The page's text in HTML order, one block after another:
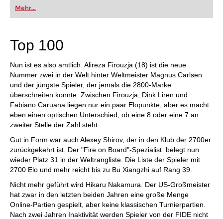
oder bereits auf Turnierniveau spielen: Mit
FRITZ trainieren Sie effizienter, intelligenter und
individueller als je zuvor.
Mehr...
Top 100
Nun ist es also amtlich. Alireza Firouzja (18) ist die neue
Nummer zwei in der Welt hinter Weltmeister Magnus Carlsen
und der jüngste Spieler, der jemals die 2800-Marke
überschreiten konnte. Zwischen Firouzja, Dink Liren und
Fabiano Caruana liegen nur ein paar Elopunkte, aber es macht
eben einen optischen Unterschied, ob eine 8 oder eine 7 an
zweiter Stelle der Zahl steht.
Gut in Form war auch Alexey Shirov, der in den Klub der 2700er
zurückgekehrt ist. Der "Fire on Board"-Spezialist belegt nun
wieder Platz 31 in der Weltrangliste. Die Liste der Spieler mit
2700 Elo und mehr reicht bis zu Bu Xiangzhi auf Rang 39.
Nicht mehr geführt wird Hikaru Nakamura. Der US-Großmeister
hat zwar in den letzten beiden Jahren eine große Menge
Online-Partien gespielt, aber keine klassischen Turnierpartien.
Nach zwei Jahren Inaktivität werden Spieler von der FIDE nicht